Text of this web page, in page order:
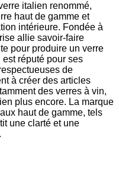
italien renommé,
haut de gamme et
intérieure. Fondée à
allie savoir-faire
pour produire un verre
réputé pour ses
de
à créer des articles
des verres à vin,
plus encore. La marque
haut de gamme, tels
une clarté et une